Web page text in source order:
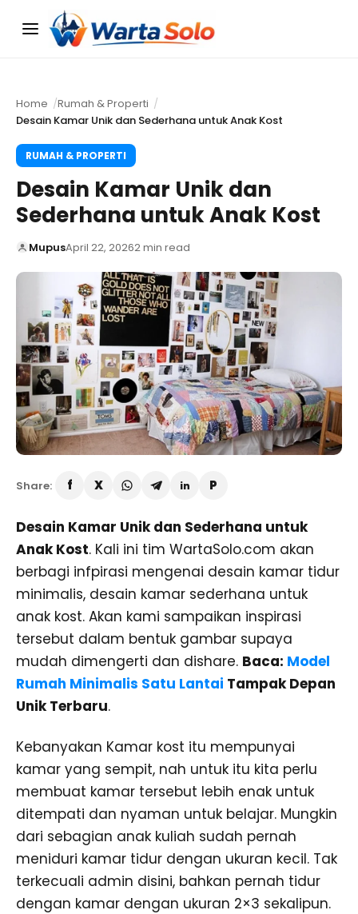
Menu
Home
Rumah & Properti
Desain Kamar Unik dan Sederhana untuk Anak Kost
RUMAH & PROPERTI
Desain Kamar Unik dan
Sederhana untuk Anak Kost
MupusApril 22, 20262 min read
Share:
Desain Kamar Unik dan Sederhana untuk
Anak Kost. Kali ini tim WartaSolo.com akan
berbagi infpirasi mengenai desain kamar tidur
minimalis, desain kamar sederhana untuk
anak kost. Akan kami sampaikan inspirasi
tersebut dalam bentuk gambar supaya
mudah dimengerti dan dishare. Baca: Model
Rumah Minimalis Satu Lantai Tampak Depan
Unik Terbaru.
Kebanyakan Kamar kost itu mempunyai
kamar yang sempit, nah untuk itu kita perlu
membuat kamar tersebut lebih enak untuk
ditempati dan nyaman untuk belajar. Mungkin
dari sebagian anak kuliah sudah pernah
meniduri kamar tidur dengan ukuran kecil. Tak
terkecuali admin disini, bahkan pernah tidur
dengan kamar dengan ukuran 2×3 sekalipun.